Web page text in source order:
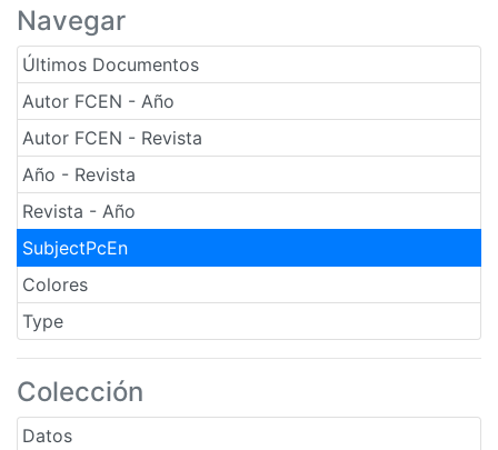
Navegar
Últimos Documentos
Autor FCEN - Año
Autor FCEN - Revista
Año - Revista
Revista - Año
SubjectPcEn
Colores
Type
Colección
Datos